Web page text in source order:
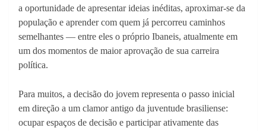
a oportunidade de apresentar ideias inéditas, aproximar-se da
população e aprender com quem já percorreu caminhos
semelhantes — entre eles o próprio Ibaneis, atualmente em
um dos momentos de maior aprovação de sua carreira
política.
Para muitos, a decisão do jovem representa o passo inicial
em direção a um clamor antigo da juventude brasiliense:
ocupar espaços de decisão e participar ativamente das